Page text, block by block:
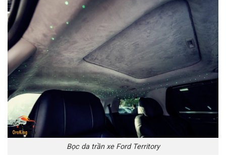
Bọc da trần xe Ford Territory